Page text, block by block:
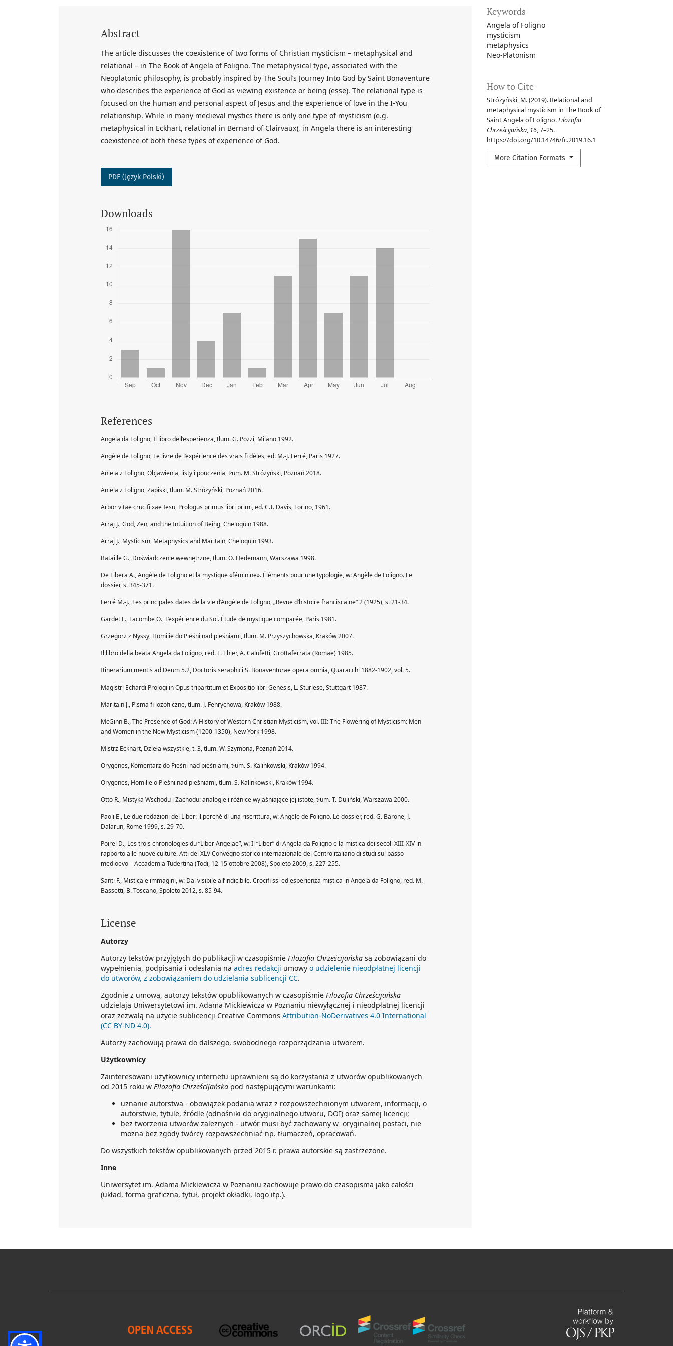
Keywords
Angela of Foligno
mysticism
metaphysics
Neo-Platonism
How to Cite
Stróżyński, M. (2019). Relational and
metaphysical mysticism in The Book of
Saint Angela of Foligno.Filozofia
Chrześcijańska, 16, 7–25.
https://doi.org/10.14746/fc.2019.16.1
More Citation Formats
Abstract
The article discusses the coexistence of two forms of Christian mysticism – metaphysical and
relational – in The Book of Angela of Foligno. The metaphysical type, associated with the
Neoplatonic philosophy, is probably inspired by The Soul’s Journey Into God by Saint Bonaventure
who describes the experience of God as viewing existence or being (esse). The relational type is
focused on the human and personal aspect of Jesus and the experience of love in the I-You
relationship. While in many medieval mystics there is only one type of mysticism (e.g.
metaphysical in Eckhart, relational in Bernard of Clairvaux), in Angela there is an interesting
coexistence of both these types of experience of God.
PDF (Język Polski)
Downloads
References
Angela da Foligno, Il libro dell’esperienza, tłum. G. Pozzi, Milano 1992.
Angèle de Foligno, Le livre de l’expérience des vrais fi dèles, ed. M.-J. Ferré, Paris 1927.
Aniela z Foligno, Objawienia, listy i pouczenia, tłum. M. Stróżyński, Poznań 2018.
Aniela z Foligno, Zapiski, tłum. M. Stróżyński, Poznań 2016.
Arbor vitae crucifi xae Iesu, Prologus primus libri primi, ed. C.T. Davis, Torino, 1961.
Arraj J., God, Zen, and the Intuition of Being, Cheloquin 1988.
Arraj J., Mysticism, Metaphysics and Maritain, Cheloquin 1993.
Bataille G., Doświadczenie wewnętrzne, tłum. O. Hedemann, Warszawa 1998.
De Libera A., Angèle de Foligno et la mystique «féminine». Éléments pour une typologie, w: Angèle de Foligno. Le
dossier, s. 345-371.
Ferré M.-J., Les principales dates de la vie d’Angèle de Foligno, „Revue d’histoire franciscaine” 2 (1925), s. 21-34.
Gardet L., Lacombe O., L’expérience du Soi. Étude de mystique comparée, Paris 1981.
Grzegorz z Nyssy, Homilie do Pieśni nad pieśniami, tłum. M. Przyszychowska, Kraków 2007.
Il libro della beata Angela da Foligno, red. L. Thier, A. Calufetti, Grottaferrata (Romae) 1985.
Itinerarium mentis ad Deum 5.2, Doctoris seraphici S. Bonaventurae opera omnia, Quaracchi 1882-1902, vol. 5.
Magistri Echardi Prologi in Opus tripartitum et Expositio libri Genesis, L. Sturlese, Stuttgart 1987.
Maritain J., Pisma fi lozofi czne, tłum. J. Fenrychowa, Kraków 1988.
McGinn B., The Presence of God: A History of Western Christian Mysticism, vol. III: The Flowering of Mysticism: Men
and Women in the New Mysticism (1200-1350), New York 1998.
Mistrz Eckhart, Dzieła wszystkie, t. 3, tłum. W. Szymona, Poznań 2014.
Orygenes, Komentarz do Pieśni nad pieśniami, tłum. S. Kalinkowski, Kraków 1994.
Orygenes, Homilie o Pieśni nad pieśniami, tłum. S. Kalinkowski, Kraków 1994.
Otto R., Mistyka Wschodu i Zachodu: analogie i różnice wyjaśniające jej istotę, tłum. T. Duliński, Warszawa 2000.
Paoli E., Le due redazioni del Liber: il perché di una riscrittura, w: Angèle de Foligno. Le dossier, red. G. Barone, J.
Dalarun, Rome 1999, s. 29-70.
Poirel D., Les trois chronologies du “Liber Angelae”, w: Il “Liber” di Angela da Foligno e la mistica dei secoli XIII-XIV in
rapporto alle nuove culture. Atti del XLV Convegno storico internazionale del Centro italiano di studi sul basso
medioevo – Accademia Tudertina (Todi, 12-15 ottobre 2008), Spoleto 2009, s. 227-255.
Santi F., Mistica e immagini, w: Dal visibile all’indicibile. Crocifi ssi ed esperienza mistica in Angela da Foligno, red. M.
Bassetti, B. Toscano, Spoleto 2012, s. 85-94.
License
Autorzy
Autorzy tekstów przyjętych do publikacji w czasopiśmie Filozofia Chrześcijańska są zobowiązani do
wypełnienia, podpisania i odesłania na adres redakcji umowy o udzielenie nieodpłatnej licencji
do utworów, z zobowiązaniem do udzielania sublicencji CC.
Zgodnie z umową, autorzy tekstów opublikowanych w czasopiśmie Filozofia Chrześcijańska
udzielają Uniwersytetowi im. Adama Mickiewicza w Poznaniu niewyłącznej i nieodpłatnej licencji
oraz zezwalą na użycie sublicencji Creative Commons Attribution-NoDerivatives 4.0 International
(CC BY-ND 4.0).
Autorzy zachowują prawa do dalszego, swobodnego rozporządzania utworem.
Użytkownicy
Zainteresowani użytkownicy internetu uprawnieni są do korzystania z utworów opublikowanych
od 2015 roku w Filozofia Chrześcijańska pod następującymi warunkami:
uznanie autorstwa - obowiązek podania wraz z rozpowszechnionym utworem, informacji, o
autorstwie, tytule, źródle (odnośniki do oryginalnego utworu, DOI) oraz samej licencji;
bez tworzenia utworów zależnych - utwór musi być zachowany w oryginalnej postaci, nie
można bez zgody twórcy rozpowszechniać np. tłumaczeń, opracowań.
Do wszystkich tekstów opublikowanych przed 2015 r. prawa autorskie są zastrzeżone.
Inne
Uniwersytet im. Adama Mickiewicza w Poznaniu zachowuje prawo do czasopisma jako całości
(układ, forma graficzna, tytuł, projekt okładki, logo itp.).